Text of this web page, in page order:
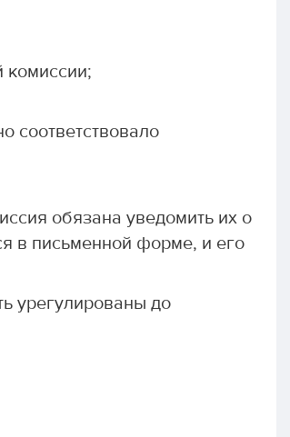
комиссии;
соответствовало
обязана уведомить их о
в письменной форме, и его
урегулированы до